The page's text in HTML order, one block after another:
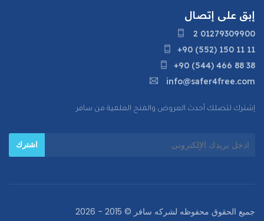
إبق على إتصال
2 01279309900
+90 (552) 150 11 11
+90 (544) 466 88 38
info@safer4free.com
إشترك لتصلك أحدث العروض والمنح العلمية من سافر
جميع الحقوق محفوظه لشركه سافر © 2015 - 2026